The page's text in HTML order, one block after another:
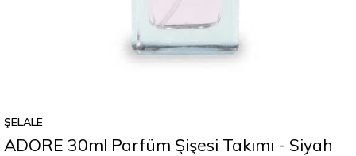
ŞELALE
ADORE 30ml Parfüm Şişesi Takımı - Siyah